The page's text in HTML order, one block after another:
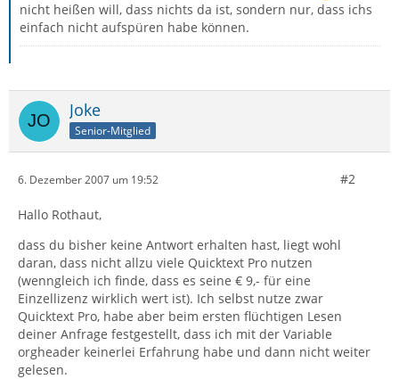
nicht heißen will, dass nichts da ist, sondern nur, dass ichs
einfach nicht aufspüren habe können.
Joke
Senior-Mitglied
6. Dezember 2007 um 19:52 #2
Hallo Rothaut,
dass du bisher keine Antwort erhalten hast, liegt wohl
daran, dass nicht allzu viele Quicktext Pro nutzen
(wenngleich ich finde, dass es seine € 9,- für eine
Einzellizenz wirklich wert ist). Ich selbst nutze zwar
Quicktext Pro, habe aber beim ersten flüchtigen Lesen
deiner Anfrage festgestellt, dass ich mit der Variable
orgheader keinerlei Erfahrung habe und dann nicht weiter
gelesen.